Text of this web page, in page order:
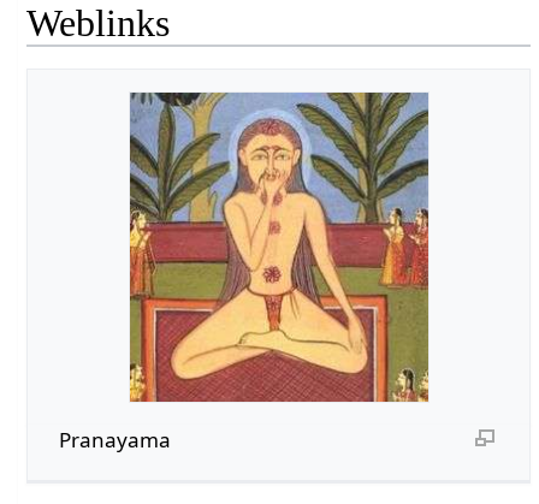
Weblinks
Pranayama